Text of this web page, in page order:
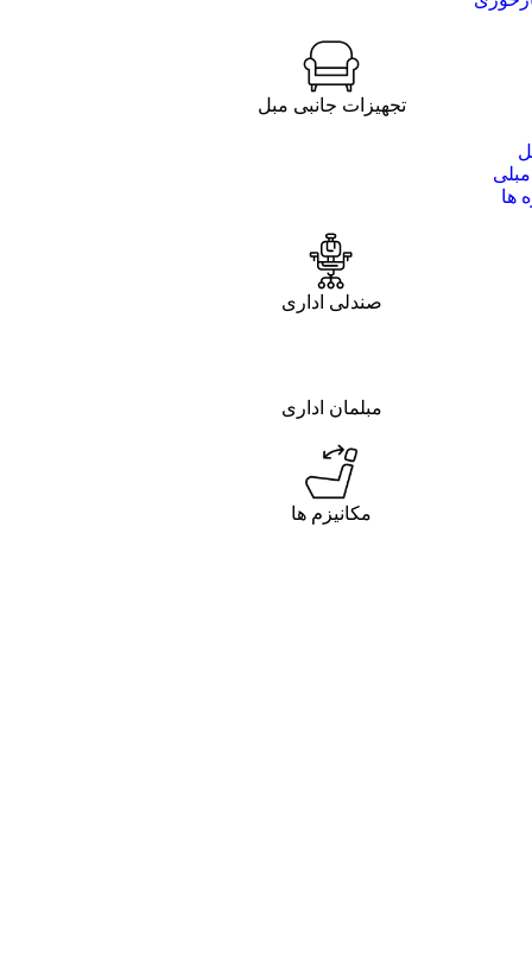
تجهیزات جانبی مبل
ها
صندلی اداری
مبلمان اداری
مکانیزم ها